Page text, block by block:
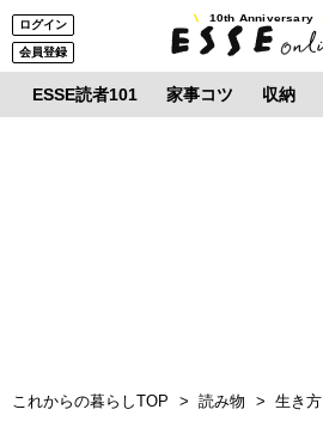
ログイン
会員登録
10th Anniversary
ESSE読者101 家事コツ 収納
これからの暮らしTOP 読み物 生き方